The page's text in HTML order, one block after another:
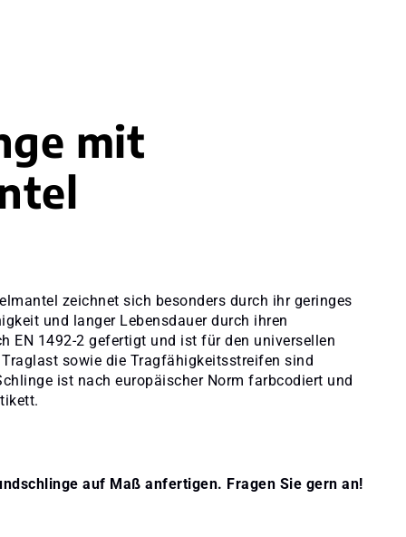
mit
zeichnet sich besonders durch ihr geringes
und langer Lebensdauer durch ihren
EN 1492-2 gefertigt und ist für den universellen
sowie die Tragfähigkeitsstreifen sind
ist nach europäischer Norm farbcodiert und
auf Maß anfertigen. Fragen Sie gern an!